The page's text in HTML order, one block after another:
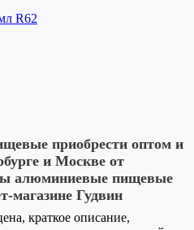
R62
приобрести оптом и
и Москве от
алюминиевые пищевые
магазине Гудвин
краткое описание,